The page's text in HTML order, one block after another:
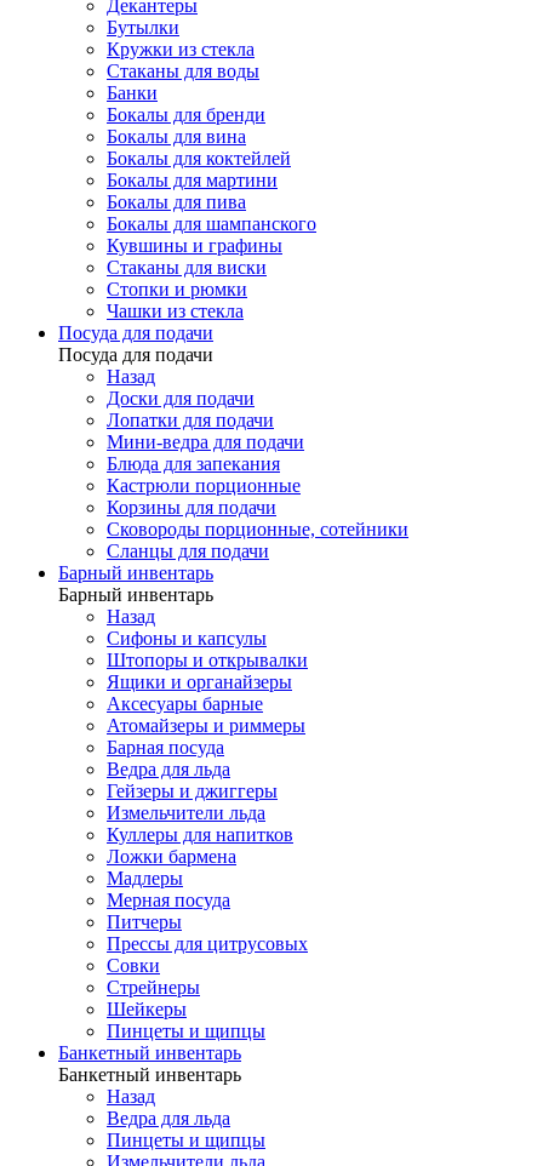
Декантеры
Бутылки
Кружки из стекла
Стаканы для воды
Банки
Бокалы для бренди
Бокалы для вина
Бокалы для коктейлей
Бокалы для мартини
Бокалы для пива
Бокалы для шампанского
Кувшины и графины
Стаканы для виски
Стопки и рюмки
Чашки из стекла
Посуда для подачи
Посуда для подачи
Назад
Доски для подачи
Лопатки для подачи
Мини-ведра для подачи
Блюда для запекания
Кастрюли порционные
Корзины для подачи
Сковороды порционные, сотейники
Сланцы для подачи
Барный инвентарь
Барный инвентарь
Назад
Сифоны и капсулы
Штопоры и открывалки
Ящики и органайзеры
Аксесуары барные
Атомайзеры и риммеры
Барная посуда
Ведра для льда
Гейзеры и джиггеры
Измельчители льда
Куллеры для напитков
Ложки бармена
Мадлеры
Мерная посуда
Питчеры
Прессы для цитрусовых
Совки
Стрейнеры
Шейкеры
Пинцеты и щипцы
Банкетный инвентарь
Банкетный инвентарь
Назад
Ведра для льда
Пинцеты и щипцы
Измельчители льда